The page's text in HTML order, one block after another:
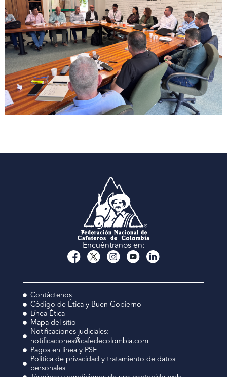
Encuéntranos en:
Contáctenos
Código de Ética y Buen Gobierno
Línea Ética
Mapa del sitio
Notificaciones judiciales:
notificaciones@cafedecolombia.com
Pagos en línea y PSE
Política de privacidad y tratamiento de datos
personales